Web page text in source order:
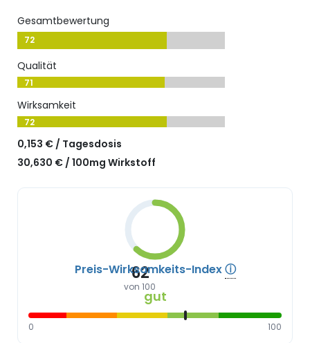
Gesamtbewertung
72
Qualität
71
Wirksamkeit
72
0,153 € / Tagesdosis
30,630 € / 100mg Wirkstoff
62
von 100
Preis-Wirksamkeits-Indexⓘ
gut
0 100